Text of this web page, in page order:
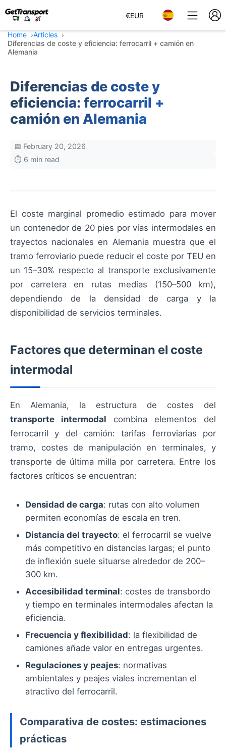
€EUR
Home
Articles
Diferencias de coste y eficiencia: ferrocarril + camión en
Alemania
Diferencias de coste y
eficiencia: ferrocarril +
camión en Alemania
📅 February 20, 2026
⏱️ 6 min read
El coste marginal promedio estimado para mover
un contenedor de 20 pies por vías intermodales en
trayectos nacionales en Alemania muestra que el
tramo ferroviario puede reducir el coste por TEU en
un 15–30% respecto al transporte exclusivamente
por carretera en rutas medias (150–500 km),
dependiendo de la densidad de carga y la
disponibilidad de servicios terminales.
Factores que determinan el coste
intermodal
En Alemania, la estructura de costes del
transporte intermodal combina elementos del
ferrocarril y del camión: tarifas ferroviarias por
tramo, costes de manipulación en terminales, y
transporte de última milla por carretera. Entre los
factores críticos se encuentran:
Densidad de carga: rutas con alto volumen
permiten economías de escala en tren.
Distancia del trayecto: el ferrocarril se vuelve
más competitivo en distancias largas; el punto
de inflexión suele situarse alrededor de 200–
300 km.
Accesibilidad terminal: costes de transbordo
y tiempo en terminales intermodales afectan la
eficiencia.
Frecuencia y flexibilidad: la flexibilidad de
camiones añade valor en entregas urgentes.
Regulaciones y peajes: normativas
ambientales y peajes viales incrementan el
atractivo del ferrocarril.
Comparativa de costes: estimaciones
prácticas